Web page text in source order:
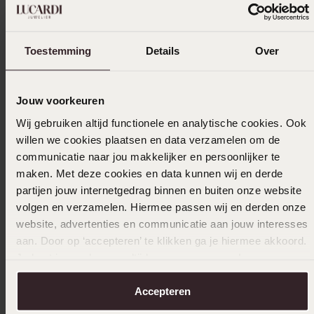
Toestemming Details Over
Jouw voorkeuren
Wij gebruiken altijd functionele en analytische cookies. Ook
willen we cookies plaatsen en data verzamelen om de
communicatie naar jou makkelijker en persoonlijker te
maken. Met deze cookies en data kunnen wij en derde
partijen jouw internetgedrag binnen en buiten onze website
volgen en verzamelen. Hiermee passen wij en derden onze
website, advertenties en communicatie aan jouw interesses
aan. Door op ‘accepteren’ te klikken ga je hiermee akkoord.
over in onscookiebeleid.
Accepteren
Ook leuk voor jou